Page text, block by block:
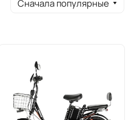
Сначала популярные